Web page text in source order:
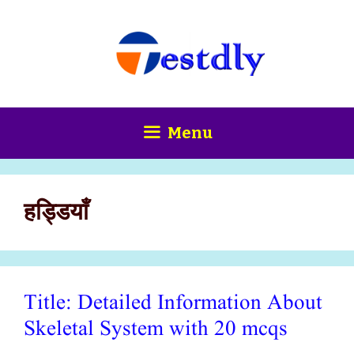
Menu
हड्डियाँ
Title: Detailed Information About
Skeletal System with 20 mcqs